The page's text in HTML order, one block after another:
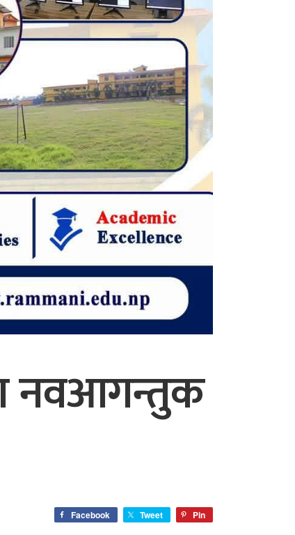
नवआगन्तुक
Facebook Tweet Pin